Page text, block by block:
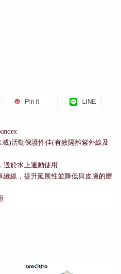
Pin it LINE
)活動保護性佳(有效隔離紫外線及
適於水上運動使用
縫線，提升延展性並降低與皮膚的磨